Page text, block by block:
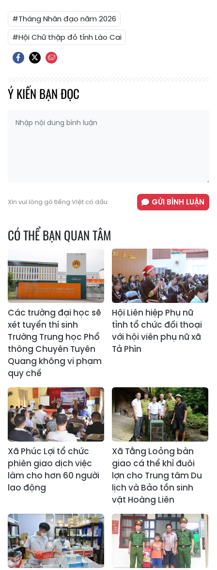
#Tháng Nhân đạo năm 2026
#Hội Chữ thập đỏ tỉnh Lào Cai
Ý KIẾN BẠN ĐỌC
Xin vui lòng gõ tiếng Việt có dấu GỬI BÌNH LUẬN
CÓ THỂ BẠN QUAN TÂM
Các trường đại học sẽ
xét tuyển thí sinh
Trường Trung học Phổ
thông Chuyên Tuyên
Quang không vi phạm
quy chế
Hội Liên hiệp Phụ nữ
tỉnh tổ chức đối thoại
với hội viên phụ nữ xã
Tả Phìn
Xã Phúc Lợi tổ chức
phiên giao dịch việc
làm cho hơn 60 người
lao động
Xã Tằng Loỏng bàn
giao cá thể khỉ đuôi
lợn cho Trung tâm Du
lịch và Bảo tồn sinh
vật Hoàng Liên